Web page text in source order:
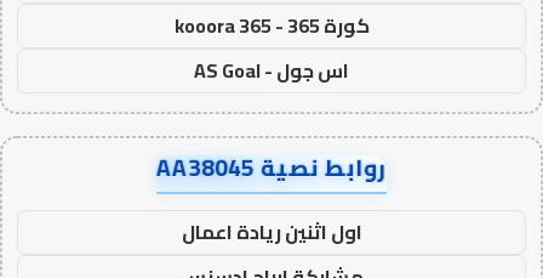
كورة 365 - kooora 365
اس جول - AS Goal
روابط نصية AA38045
اول اثنين ريادة اعمال